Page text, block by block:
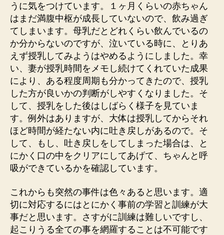
うに気をつけています。１ヶ月くらいの赤ちゃん
はまだ満腹中枢が成長していないので、飲み過ぎ
てしまいます。母乳だとどれくらい飲んでいるの
か分からないのですが、泣いている時に、とりあ
えず授乳してみようはやめるようにしました。幸
い、妻が授乳時間をメモし続けてくれていた成果
により、ある程度周期も分かってきたので、授乳
した方が良いかの判断がしやすくなりました。そ
して、授乳をした後はしばらく様子を見ていま
す。例外はありますが、大体は授乳してからそれ
ほど時間が経たない内に吐き戻しがあるので。そ
して、もし、吐き戻しをしてしまった場合は、と
にかく口の中をクリアにしてあげて、ちゃんと呼
吸ができているかを確認しています。
これからも突然の事件は色々あると思います。適
切に対応するにはとにかく事前の学習と訓練が大
事だと思います。さすがに訓練は難しいですし、
起こりうる全ての事を網羅することは不可能です